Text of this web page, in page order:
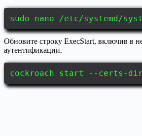
sudo nano /etc/systemd/
Обновите строку ExecStart, включив в
аутентификации.
cockroach start --certs-